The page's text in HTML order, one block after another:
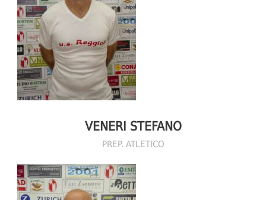
VENERI STEFANO
PREP. ATLETICO